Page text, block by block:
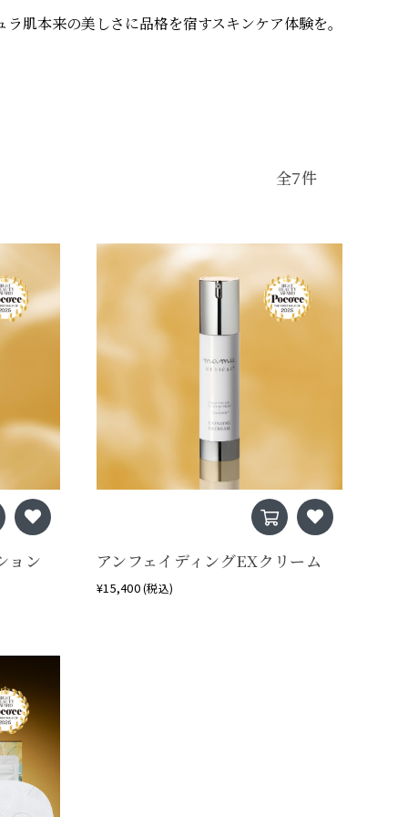
ラ肌本来の美しさに品格を宿すスキンケア体験を。
全7件
ョン アンフェイディングEXクリーム
¥15,400(税込)